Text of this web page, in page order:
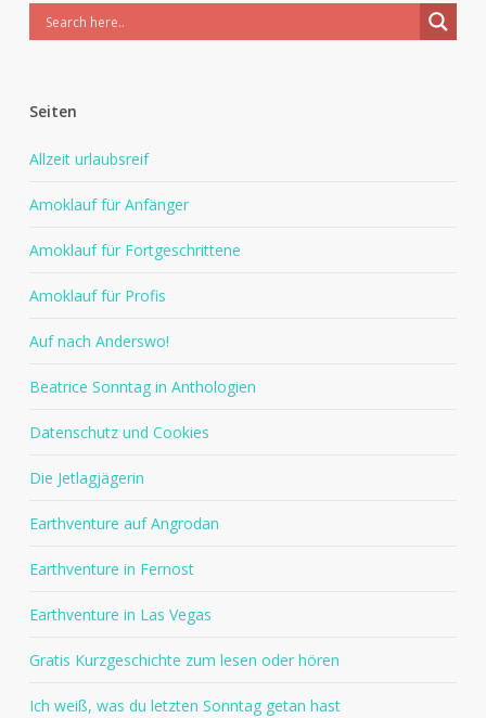
Seiten
Allzeit urlaubsreif
Amoklauf für Anfänger
Amoklauf für Fortgeschrittene
Amoklauf für Profis
Auf nach Anderswo!
Beatrice Sonntag in Anthologien
Datenschutz und Cookies
Die Jetlagjägerin
Earthventure auf Angrodan
Earthventure in Fernost
Earthventure in Las Vegas
Gratis Kurzgeschichte zum lesen oder hören
Ich weiß, was du letzten Sonntag getan hast